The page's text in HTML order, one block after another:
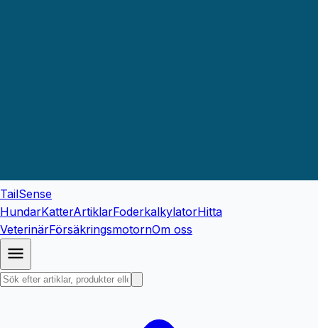
TailSense
HundarKatterArtiklarFoderkalkylatorHitta
VeterinärFörsäkringsmotornOm oss